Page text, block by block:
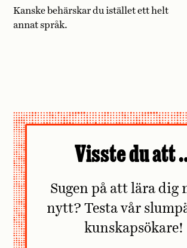
Kanske behärskar du istället ett helt
annat språk.
Visste du att
Sugen på att lära dig
nytt? Testa vår
kunskapsökare!